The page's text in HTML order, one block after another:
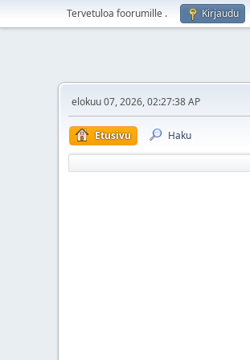
Tervetuloa foorumille . Kirjaudu
elokuu 07, 2026, 02:27:38 AP
Etusivu Haku